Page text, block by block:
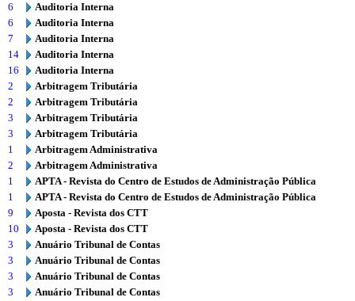
6
Auditoria Interna
6
Auditoria Interna
7
Auditoria Interna
14
Auditoria Interna
16
Auditoria Interna
2
Arbitragem Tributária
2
Arbitragem Tributária
3
Arbitragem Tributária
3
Arbitragem Tributária
1
Arbitragem Administrativa
2
Arbitragem Administrativa
1
APTA - Revista do Centro de Estudos de Administração Pública
1
APTA - Revista do Centro de Estudos de Administração Pública
9
Aposta - Revista dos CTT
10
Aposta - Revista dos CTT
3
Anuário Tribunal de Contas
3
Anuário Tribunal de Contas
3
Anuário Tribunal de Contas
3
Anuário Tribunal de Contas